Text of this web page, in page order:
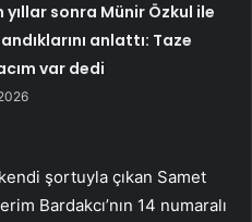
yıllar sonra Münir Özkul ile
anlattı: Taze
var dedi
şortuyla çıkan Samet
Bardakcı’nın 14 numaralı